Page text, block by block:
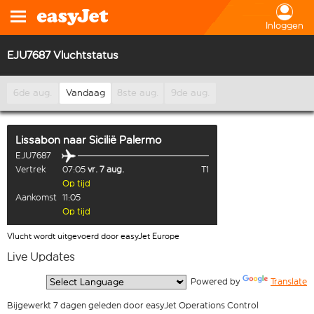
Inloggen
EJU7687 Vluchtstatus
6de aug. Vandaag 8ste aug. 9de aug.
Lissabon naar Sicilië Palermo
EJU7687
Vertrek
07:05 vr. 7 aug.
T1
Op tijd
Aankomst 11:05
Op tijd
Vlucht wordt uitgevoerd door easyJet Europe
Live Updates
Powered by Translate
Bijgewerkt 7 dagen geleden door easyJet Operations Control